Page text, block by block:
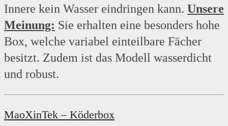
Innere kein Wasser eindringen kann. Unsere
Meinung: Sie erhalten eine besonders hohe
Box, welche variabel einteilbare Fächer
besitzt. Zudem ist das Modell wasserdicht
und robust.
MaoXinTek – Köderbox